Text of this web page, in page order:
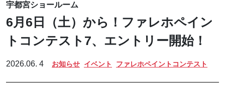
宇都宮ショールーム
6月6日（土）から！ファレホペイン
トコンテスト7、エントリー開始！
2026.06. 4 お知らせ イベント ファレホペイントコンテスト